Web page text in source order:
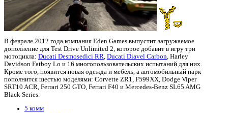
В феврале 2012 года компания Eden Games выпустит загружаемое
дополнение для Test Drive Unlimited 2, которое добавит в игру три
мотоцикла: Ducati Desmosedici RR Ducati Diavel Carbon , Harley
Davidson Fatboy Lo и 16 многопользовательских испытаний для них.
Кроме того, появится новая одежда и мебель, а автомобильный парк
пополнится шестью моделями: Corvette ZR1, F599XX, Dodge Viper
SRT10 ACR, Ferrari 250 GTO, Ferrari F40 и Mercedes-Benz SL65 AMG
Black Series.
5 комм